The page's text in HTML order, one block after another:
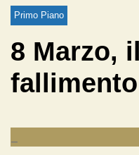
Primo Piano
8 Marzo,
fallimento